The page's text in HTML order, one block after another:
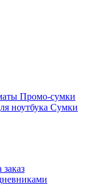
Промо-сумки
ноутбука Сумки